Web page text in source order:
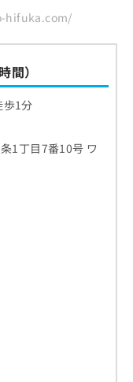
hifuka.com/
間）
歩1分
1丁目7番10号 ワ